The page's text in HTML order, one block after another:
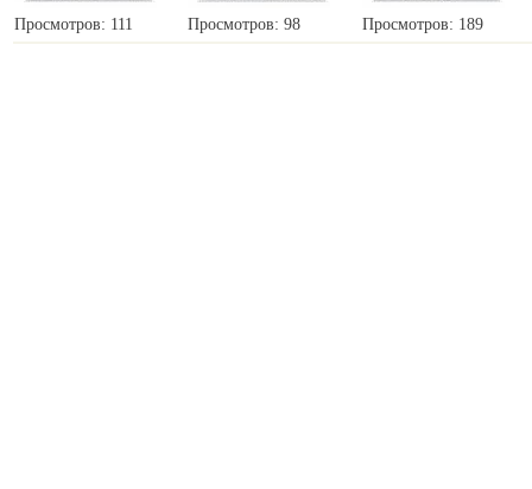
Просмотров: 111 Просмотров: 98 Просмотров: 189